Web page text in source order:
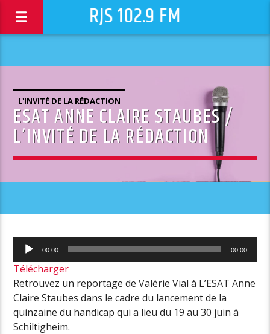
RJS 102.9 FM
L'INVITÉ DE LA RÉDACTION
ESAT ANNE CLAIRE STAUBES /
L’INVITÉ DE LA RÉDACTION
Lecteur
audio
00:00 00:00
Télécharger
Retrouvez un reportage de Valérie Vial à L’ESAT Anne
Claire Staubes dans le cadre du lancement de la
quinzaine du handicap qui a lieu du 19 au 30 juin à
Schiltigheim.